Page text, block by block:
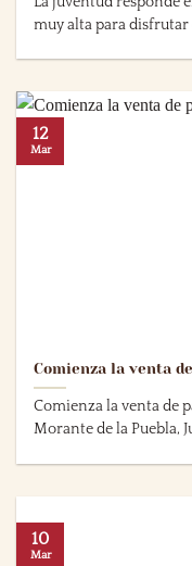
muy alta para disfrutar
Comienza la venta
Comienza la venta de
Morante de la Puebla,
12
Mar
10
Mar